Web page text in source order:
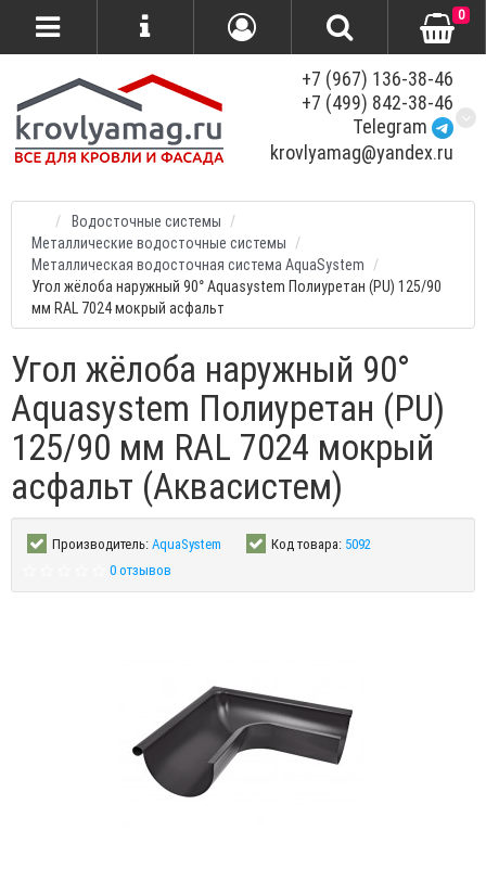
+7 (967) 136-38-46
+7 (499) 842-38-46
Telegram
krovlyamag@yandex.ru
0
Водосточные системы
Металлические водосточные системы
Металлическая водосточная система AquaSystem
Угол жёлоба наружный 90° Aquasystem Полиуретан (PU) 125/90
мм RAL 7024 мокрый асфальт
Угол жёлоба наружный 90°
Aquasystem Полиуретан (PU)
125/90 мм RAL 7024 мокрый
асфальт (Аквасистем)
Производитель:AquaSystem Код товара: 5092
0 отзывов